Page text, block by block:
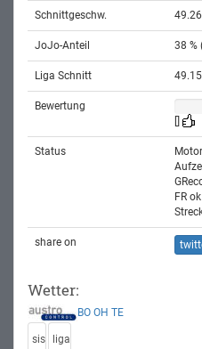
Schnittgeschw.
JoJo-Anteil 38 %
Liga Schnitt
Bewertung
Status
FR ok
share on
Wetter:
BO OH TE
sis liga